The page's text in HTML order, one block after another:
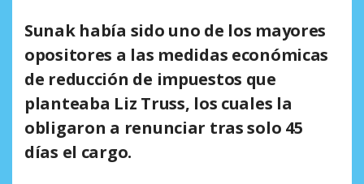
Sunak había sido uno de los mayores
opositores a las medidas económicas
de reducción de impuestos que
planteaba Liz Truss, los cuales la
obligaron a renunciar tras solo 45
días el cargo.